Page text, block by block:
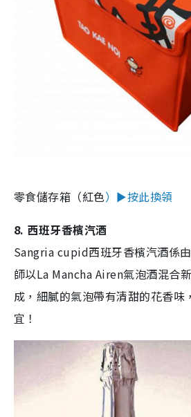
零食儲存箱（紅色） ►按此換領
8. 西班牙香檳汽酒
Sangria cupid西班牙香檳汽酒係
師以La Mancha Airen氣泡酒混合
成，細膩的氣泡帶有清甜的花香味
宜！